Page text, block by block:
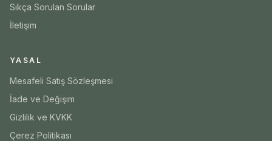
Sıkça Sorulan Sorular
İletişim
YASAL
Mesafeli Satış Sözleşmesi
İade ve Değişim
Gizlilik ve KVKK
Çerez Politikası